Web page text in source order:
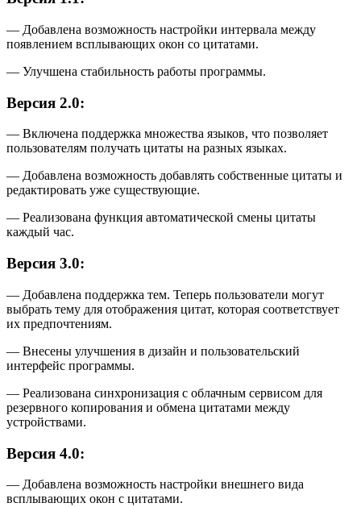
— Добавлена возможность настройки интервала между
появлением всплывающих окон со цитатами.
— Улучшена стабильность работы программы.
Версия 2.0:
— Включена поддержка множества языков, что позволяет
пользователям получать цитаты на разных языках.
— Добавлена возможность добавлять собственные цитаты и
редактировать уже существующие.
— Реализована функция автоматической смены цитаты
каждый час.
Версия 3.0:
— Добавлена поддержка тем. Теперь пользователи могут
выбрать тему для отображения цитат, которая соответствует
их предпочтениям.
— Внесены улучшения в дизайн и пользовательский
интерфейс программы.
— Реализована синхронизация с облачным сервисом для
резервного копирования и обмена цитатами между
устройствами.
Версия 4.0:
— Добавлена возможность настройки внешнего вида
всплывающих окон с цитатами.